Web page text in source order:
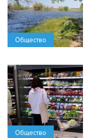
Общество
Общество